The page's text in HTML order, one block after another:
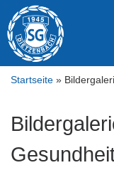
content
Startseite »